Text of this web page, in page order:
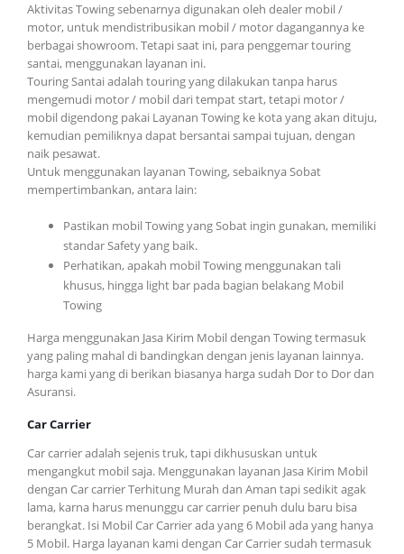
Aktivitas Towing sebenarnya digunakan oleh dealer mobil /
motor, untuk mendistribusikan mobil / motor dagangannya ke
berbagai showroom. Tetapi saat ini, para penggemar touring
santai, menggunakan layanan ini.
Touring Santai adalah touring yang dilakukan tanpa harus
mengemudi motor / mobil dari tempat start, tetapi motor /
mobil digendong pakai Layanan Towing ke kota yang akan dituju,
kemudian pemiliknya dapat bersantai sampai tujuan, dengan
naik pesawat.
Untuk menggunakan layanan Towing, sebaiknya Sobat
mempertimbankan, antara lain:
Pastikan mobil Towing yang Sobat ingin gunakan, memiliki
standar Safety yang baik.
Perhatikan, apakah mobil Towing menggunakan tali
khusus, hingga light bar pada bagian belakang Mobil
Towing
Harga menggunakan Jasa Kirim Mobil dengan Towing termasuk
yang paling mahal di bandingkan dengan jenis layanan lainnya.
harga kami yang di berikan biasanya harga sudah Dor to Dor dan
Asuransi.
Car Carrier
Car carrier adalah sejenis truk, tapi dikhususkan untuk
mengangkut mobil saja. Menggunakan layanan Jasa Kirim Mobil
dengan Car carrier Terhitung Murah dan Aman tapi sedikit agak
lama, karna harus menunggu car carrier penuh dulu baru bisa
berangkat. Isi Mobil Car Carrier ada yang 6 Mobil ada yang hanya
5 Mobil. Harga layanan kami dengan Car Carrier sudah termasuk